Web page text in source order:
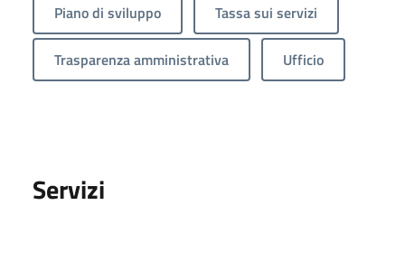
Piano di sviluppo Tassa sui servizi
Trasparenza amministrativa Ufficio
Servizi